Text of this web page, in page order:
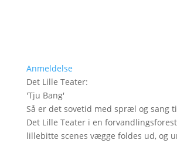
Anmeldelse
Det Lille Teater:
'Tju Bang'
Så er det sovetid med spræl og sang til
Det Lille Teater i en
lillebitte scenes vægge foldes ud, og